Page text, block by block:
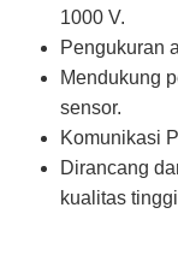
1000 V.
Pengukuran
Mendukung
sensor.
Komunikasi
Dirancang
kualitas